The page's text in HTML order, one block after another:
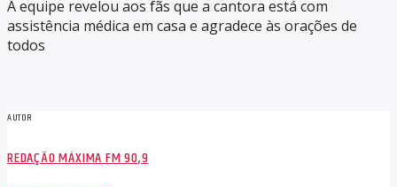
A equipe revelou aos fãs que a cantora está com
assistência médica em casa e agradece às orações de
todos
AUTOR
REDAÇÃO MÁXIMA FM 90,9